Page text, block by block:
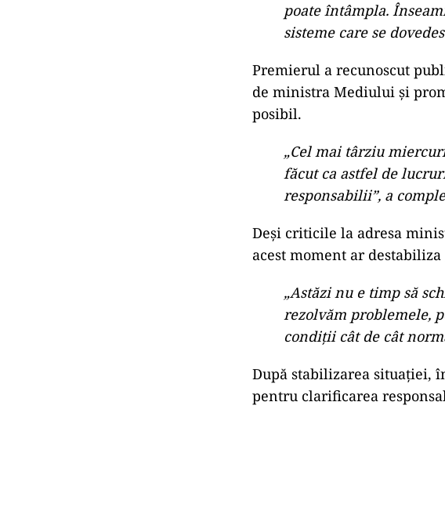
poate întâmpla.
sisteme care se
Premierul a recunoscut
de ministra Mediului și
posibil.
„Cel mai târziu
făcut ca astfel de
responsabilii”, a
Deși criticile la adresa
acest moment ar
„Astăzi nu e timp să
rezolvăm problemele,
condiții cât de cât
După stabilizarea situației,
pentru clarificarea